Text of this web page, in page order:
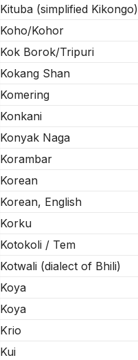
Kituba (simplified Kikongo)
Koho/Kohor
Kok Borok/Tripuri
Kokang Shan
Komering
Konkani
Konyak Naga
Korambar
Korean
Korean, English
Korku
Kotokoli / Tem
Kotwali (dialect of Bhili)
Koya
Koya
Krio
Kui